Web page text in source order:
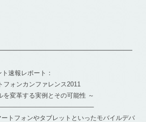
ト速報レポート：
ォンカンファレンス2011
変革する実例とその可能性 ～
トフォンやタブレットといったモバイルデバ